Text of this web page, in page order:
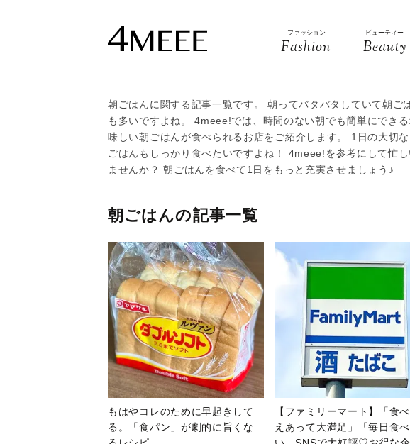
ファッション
Fashion
ビューティー
Beauty
朝ごはんに関する記事一覧です。 朝ってバタバタしていて朝ご
も多いですよね。 4meee!では、時間のない朝でも簡単にでき
味しい朝ごはんが食べられるお店をご紹介します。 1日の大切
ごはんもしっかり食べたいですよね！ 4meee!を参考にして忙
ませんか？ 朝ごはんを食べて1日をもっと充実させましょう♪
朝ごはんの記事一覧
もはやコレのために早起きして
る。「食パン」が劇的に旨くな
【ファミリーマート】「食
えあって大満足」「毎日食